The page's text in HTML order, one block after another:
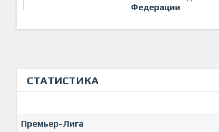
Федерации
СТАТИСТИКА
Премьер-Лига